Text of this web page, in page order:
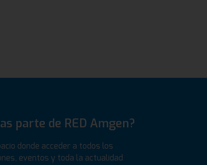
parte de RED Amgen?
donde acceder a todos los
eventos y toda la actualidad